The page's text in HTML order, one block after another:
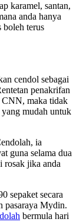
karamel, santan,
anda hanya
boleh terus
cendol sebagai
penakrifan
CNN, maka tidak
mudah untuk
ia
guna selama dua
rosak jika anda
sepaket secara
pasaraya Mydin.
bermula hari